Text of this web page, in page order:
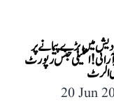
دیش میں بڑے پیمانے پر
انٹیلی جنس رپورٹ
الرٹ
20 Jun